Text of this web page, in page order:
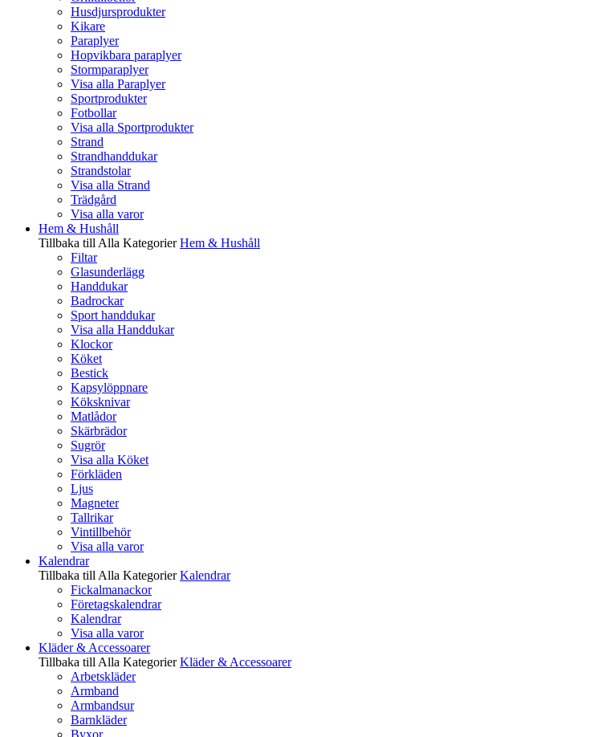
Husdjursprodukter
Kikare
Paraplyer
Hopvikbara paraplyer
Stormparaplyer
Visa alla Paraplyer
Sportprodukter
Fotbollar
Visa alla Sportprodukter
Strand
Strandhanddukar
Strandstolar
Visa alla Strand
Trädgård
Visa alla varor
Hem & Hushåll
Tillbaka till Alla Kategorier Hem & Hushåll
Filtar
Glasunderlägg
Handdukar
Badrockar
Sport handdukar
Visa alla Handdukar
Klockor
Köket
Bestick
Kapsylöppnare
Köksknivar
Matlådor
Skärbrädor
Sugrör
Visa alla Köket
Förkläden
Ljus
Magneter
Tallrikar
Vintillbehör
Visa alla varor
Kalendrar
Tillbaka till Alla Kategorier Kalendrar
Fickalmanackor
Företagskalendrar
Kalendrar
Visa alla varor
Kläder & Accessoarer
Tillbaka till Alla Kategorier Kläder & Accessoarer
Arbetskläder
Armband
Armbandsur
Barnkläder
Byxor